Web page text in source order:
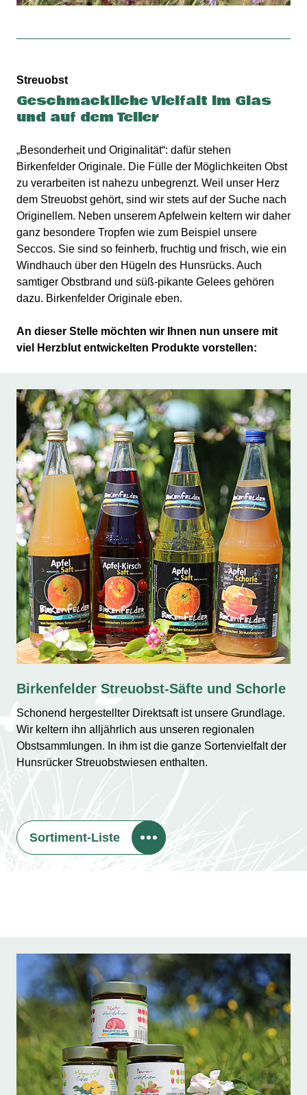
Streuobst
Geschmackliche Vielfalt im Glas
und auf dem Teller
„Besonderheit und Originalität“: dafür stehen
Birkenfelder Originale. Die Fülle der Möglichkeiten Obst
zu verarbeiten ist nahezu unbegrenzt. Weil unser Herz
dem Streuobst gehört, sind wir stets auf der Suche nach
Originellem. Neben unserem Apfelwein keltern wir daher
ganz besondere Tropfen wie zum Beispiel unsere
Seccos. Sie sind so feinherb, fruchtig und frisch, wie ein
Windhauch über den Hügeln des Hunsrücks. Auch
samtiger Obstbrand und süß-pikante Gelees gehören
dazu. Birkenfelder Originale eben.
An dieser Stelle möchten wir Ihnen nun unsere mit
viel Herzblut entwickelten Produkte vorstellen:
Birkenfelder Streuobst-Säfte und Schorle
Schonend hergestellter Direktsaft ist unsere Grundlage.
Wir keltern ihn alljährlich aus unseren regionalen
Obstsammlungen. In ihm ist die ganze Sortenvielfalt der
Hunsrücker Streuobstwiesen enthalten.
Sortiment-Liste